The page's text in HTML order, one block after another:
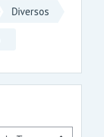
Diversos